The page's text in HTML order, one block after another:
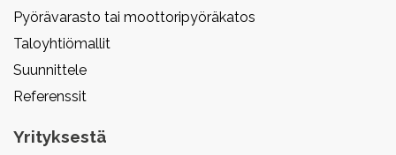
Pyörävarasto tai moottoripyöräkatos
Taloyhtiömallit
Suunnittele
Referenssit
Yrityksestä